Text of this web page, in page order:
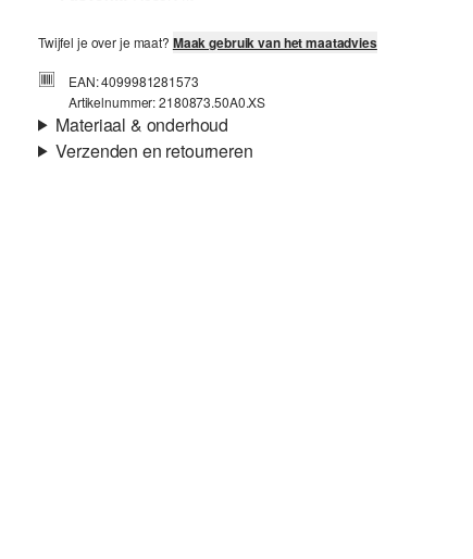
Twijfel je over je maat? Maak gebruik van het maatadvies
EAN: 4099981281573
Artikelnummer: 2180873.50A0.XS
Materiaal & onderhoud
Verzenden en retourneren